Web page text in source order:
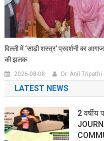
दिल्ली में ‘साड़ी शस्त्र’ प्रदर्शनी का
की झलक
2026-08-08 Dr. Anil Tripathi
LATEST NEWS
2 वर्षीय